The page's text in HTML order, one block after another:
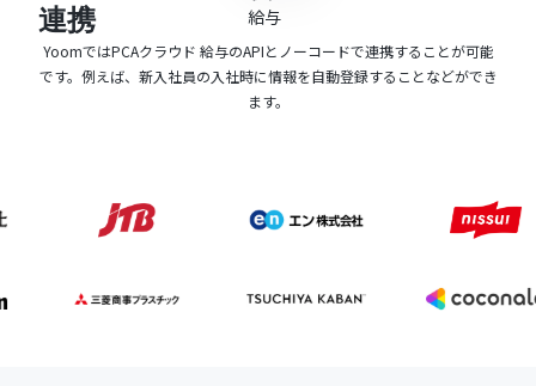
連携
YoomではPCAクラウド 給与のAPIとノーコードで連携することが可能
です。例えば、新入社員の入社時に情報を自動登録することなどができ
ます。